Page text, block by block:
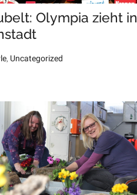
Olympia zieht in
, Uncategorized